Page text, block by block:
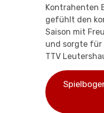
Kontrahenten
gefühlt den
Saison mit
und sorgte
TTV